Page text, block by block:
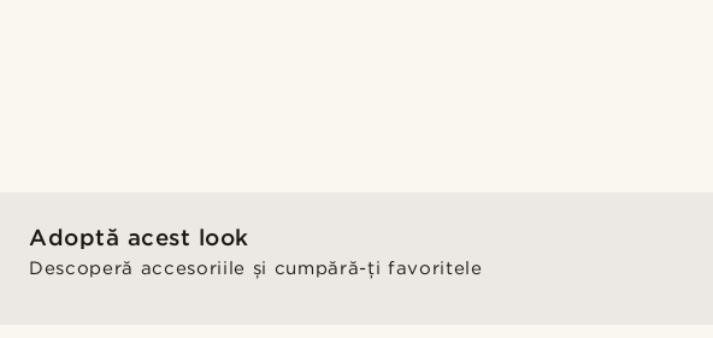
Adoptă acest look
Descoperă accesoriile și cumpără-ți favoritele